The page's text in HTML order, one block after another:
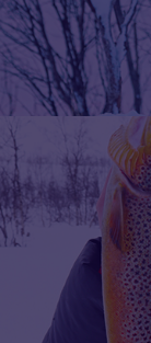
Open
experience
description